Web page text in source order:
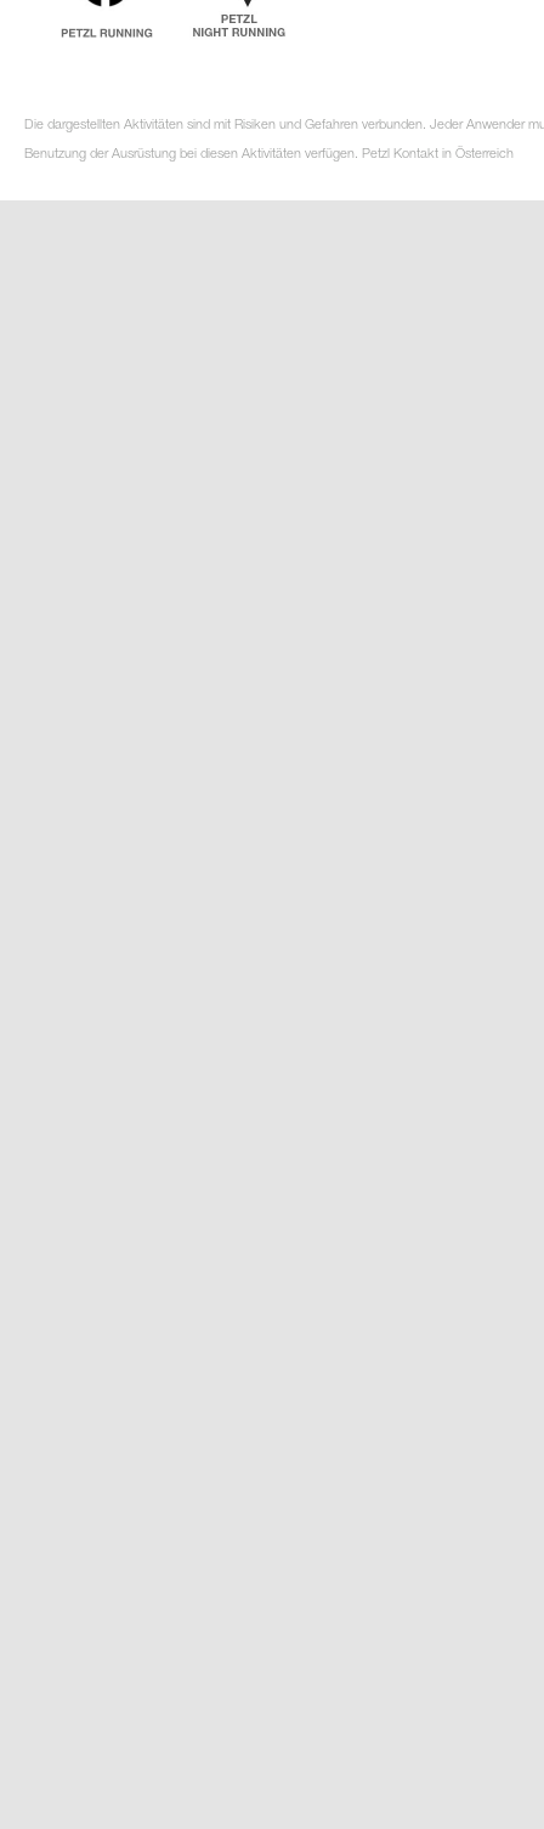
Die dargestellten Aktivitäten sind mit Risiken und Gefahren verbunden. Jeder Anwender
Benutzung der Ausrüstung bei diesen Aktivitäten verfügen. Petzl Kontakt in Österreich